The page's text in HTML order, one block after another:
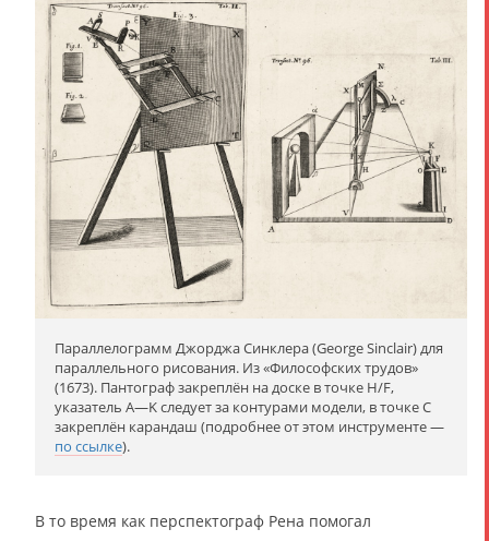
Параллелограмм Джорджа Синклера (George Sinclair) для
параллельного рисования. Из «Философских трудов»
(1673). Пантограф закреплён на доске в точке H/F,
указатель A—K следует за контурами модели, в точке C
закреплён карандаш (подробнее от этом инструменте —
по ссылке).
В то время как перспектограф Рена помогал